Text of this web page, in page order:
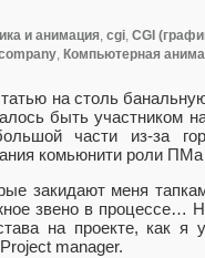
и анимация, cgi, CGI
, Компьютерная
на столь
быть участником
части из-за
комьюнити роли ПМа
закидают меня
звено в процессе…
на проекте, как я
manager.